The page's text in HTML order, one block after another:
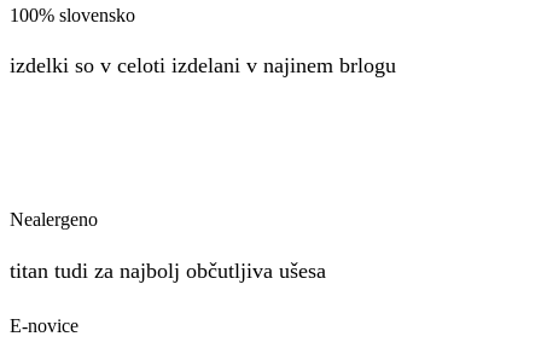
100% slovensko
izdelki so v celoti izdelani v najinem brlogu
Nealergeno
titan tudi za najbolj občutljiva ušesa
E-novice